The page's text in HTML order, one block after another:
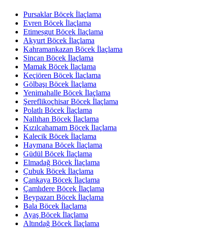
Pursaklar Böcek İlaçlama
Evren Böcek İlaçlama
Etimesgut Böcek İlaçlama
Akyurt Böcek İlaçlama
Kahramankazan Böcek İlaçlama
Sincan Böcek İlaçlama
Mamak Böcek İlaçlama
Keçiören Böcek İlaçlama
Gölbaşı Böcek İlaçlama
Yenimahalle Böcek İlaçlama
Şereflikoçhisar Böcek İlaçlama
Polatlı Böcek İlaçlama
Nallıhan Böcek İlaçlama
Kızılcahamam Böcek İlaçlama
Kalecik Böcek İlaçlama
Haymana Böcek İlaçlama
Güdül Böcek İlaçlama
Elmadağ Böcek İlaçlama
Çubuk Böcek İlaçlama
Çankaya Böcek İlaçlama
Çamlıdere Böcek İlaçlama
Beypazarı Böcek İlaçlama
Bala Böcek İlaçlama
Ayaş Böcek İlaçlama
Altındağ Böcek İlaçlama